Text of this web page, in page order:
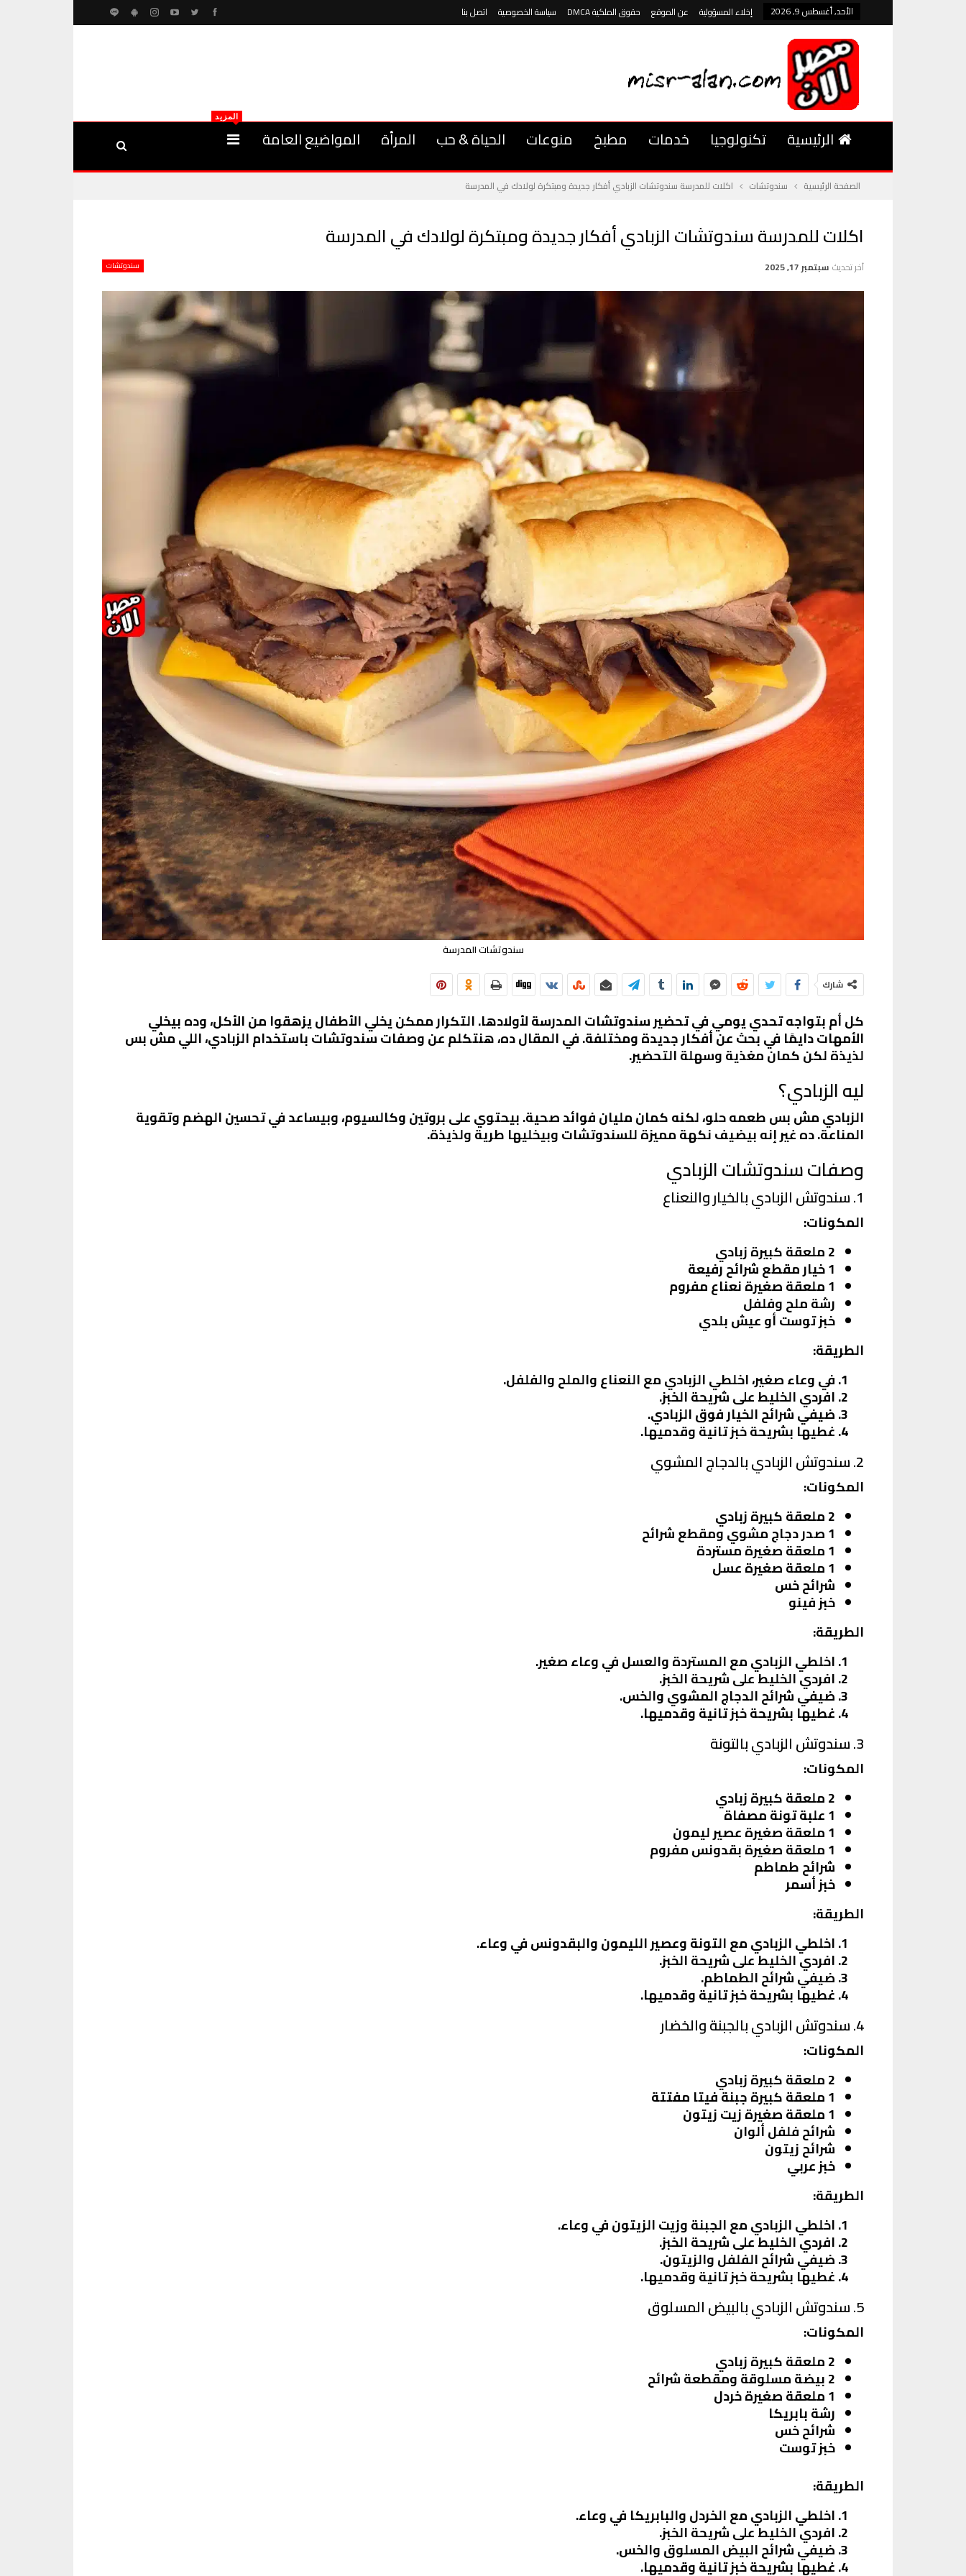
الأحد, أغسطس 9, 2026 إخلاء المسؤولية عن الموقع حقوق الملكية DMCA سياسة الخصوصية اتصل بنا
الرئيسية تكنولوجيا خدمات مطبخ منوعات الحياة & حب المرأة المواضيع العامة
المزيد
الصفحة الرئيسية سندوتشات اكلات للمدرسة سندوتشات الزبادي أفكار جديدة ومبتكرة لولادك في المدرسة
اكلات للمدرسة سندوتشات الزبادي أفكار جديدة ومبتكرة لولادك في المدرسة
سندوتشات آخر تحديث سبتمبر 17, 2025
سندوتشات المدرسة
شارك
كل أم بتواجه تحدي يومي في تحضير سندوتشات المدرسة لأولادها. التكرار ممكن يخلي الأطفال يزهقوا من الأكل، وده بيخلي
الأمهات دايمًا في بحث عن أفكار جديدة ومختلفة. في المقال ده، هنتكلم عن وصفات سندوتشات باستخدام الزبادي، اللي مش بس
لذيذة لكن كمان مغذية وسهلة التحضير.
ليه الزبادي؟
الزبادي مش بس طعمه حلو، لكنه كمان مليان فوائد صحية. بيحتوي على بروتين وكالسيوم، وبيساعد في تحسين الهضم وتقوية
المناعة. ده غير إنه بيضيف نكهة مميزة للسندوتشات وبيخليها طرية ولذيذة.
وصفات سندوتشات الزبادي
1. سندوتش الزبادي بالخيار والنعناع
المكونات:
2 ملعقة كبيرة زبادي
1 خيار مقطع شرائح رفيعة
1 ملعقة صغيرة نعناع مفروم
رشة ملح وفلفل
خبز توست أو عيش بلدي
الطريقة:
في وعاء صغير، اخلطي الزبادي مع النعناع والملح والفلفل.
افردي الخليط على شريحة الخبز.
ضيفي شرائح الخيار فوق الزبادي.
غطيها بشريحة خبز تانية وقدميها.
2. سندوتش الزبادي بالدجاج المشوي
المكونات:
2 ملعقة كبيرة زبادي
1 صدر دجاج مشوي ومقطع شرائح
1 ملعقة صغيرة مستردة
1 ملعقة صغيرة عسل
شرائح خس
خبز فينو
الطريقة:
اخلطي الزبادي مع المستردة والعسل في وعاء صغير.
افردي الخليط على شريحة الخبز.
ضيفي شرائح الدجاج المشوي والخس.
غطيها بشريحة خبز تانية وقدميها.
3. سندوتش الزبادي بالتونة
المكونات:
2 ملعقة كبيرة زبادي
1 علبة تونة مصفاة
1 ملعقة صغيرة عصير ليمون
1 ملعقة صغيرة بقدونس مفروم
شرائح طماطم
خبز أسمر
الطريقة:
اخلطي الزبادي مع التونة وعصير الليمون والبقدونس في وعاء.
افردي الخليط على شريحة الخبز.
ضيفي شرائح الطماطم.
غطيها بشريحة خبز تانية وقدميها.
4. سندوتش الزبادي بالجبنة والخضار
المكونات:
2 ملعقة كبيرة زبادي
1 ملعقة كبيرة جبنة فيتا مفتتة
1 ملعقة صغيرة زيت زيتون
شرائح فلفل ألوان
شرائح زيتون
خبز عربي
الطريقة:
اخلطي الزبادي مع الجبنة وزيت الزيتون في وعاء.
افردي الخليط على شريحة الخبز.
ضيفي شرائح الفلفل والزيتون.
غطيها بشريحة خبز تانية وقدميها.
5. سندوتش الزبادي بالبيض المسلوق
المكونات:
2 ملعقة كبيرة زبادي
2 بيضة مسلوقة ومقطعة شرائح
1 ملعقة صغيرة خردل
رشة بابريكا
شرائح خس
خبز توست
الطريقة:
اخلطي الزبادي مع الخردل والبابريكا في وعاء.
افردي الخليط على شريحة الخبز.
ضيفي شرائح البيض المسلوق والخس.
غطيها بشريحة خبز تانية وقدميها.